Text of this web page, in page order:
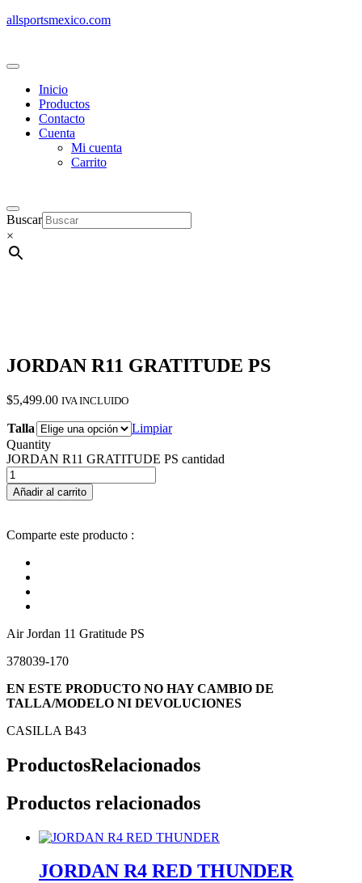
allsportsmexico.com
Inicio
Productos
Contacto
Cuenta
Mi cuenta
Carrito
Buscar
×
JORDAN R11 GRATITUDE PS
$5,499.00 IVA INCLUIDO
Talla
Limpiar
Quantity
JORDAN R11 GRATITUDE PS cantidad
Añadir al carrito
Comparte este producto :
Air Jordan 11 Gratitude PS
378039-170
EN ESTE PRODUCTO NO HAY CAMBIO DE
TALLA/MODELO NI DEVOLUCIONES
CASILLA B43
ProductosRelacionados
Productos relacionados
JORDAN R4 RED THUNDER